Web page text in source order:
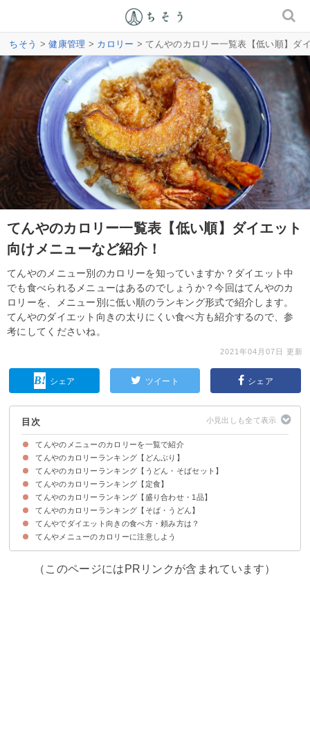
ちそう >健康管理 > カロリー > てんやのカロリー一覧表【低い順】ダ
てんやのカロリー一覧表【低い順】ダイエット
向けメニューなど紹介！
てんやのメニュー別のカロリーを知っていますか？ダイエット中
でも食べられるメニューはあるのでしょうか？今回はてんやのカ
ロリーを、メニュー別に低い順のランキング形式で紹介します。
てんやのダイエット向きの太りにくい食べ方も紹介するので、参
考にしてくださいね。
2021年04月07日 更新
シェア ツイート シェア
目次
てんやのメニューのカロリーを一覧で紹介
てんやのカロリーランキング【どんぶり】
上天丼（715kcal/650円)
野菜天丼（819kcal/560円)
華味鳥天丼（948kcal/690円)
てんやのカロリーランキング【うどん・そばセット】
上天丼そばセット(1044kcal/1000円)
野菜天丼そばセット(1148kcal/910円)
オールスター天丼そばセット(1174kcal/1100円)
てんやのカロリーランキング【定食】
上天ぷら定食(734kcal/840円)
野菜天ぷら定食(838kcal/750円)
天ぷら定食(754kcal/690円)
てんやのカロリーランキング【盛り合わせ・1品】
いか（71kcal/100円）
いんげん(29kcal/70円)
野菜天盛り合わせ(411kcal/440円)
てんやのカロリーランキング【そば・うどん】
小うどん（232kcal/250円）
小そば(167kcal/250円)
てんやでダイエット向きの食べ方・頼み方は？
①ご飯を冷奴に変更する
②麺・ご飯を大盛にしない
③麺類をよく噛むよう意識する
てんやメニューのカロリーに注意しよう
（このページにはPRリンクが含まれています）